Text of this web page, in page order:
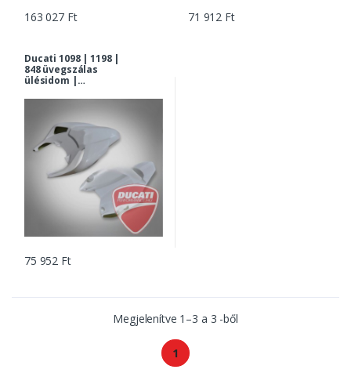
163 027 Ft 71 912 Ft
Ducati 1098 | 1198 |
848 üvegszálas
ülésidom |
75 952 Ft
Megjelenítve 1 –3 a 3 -ből
1